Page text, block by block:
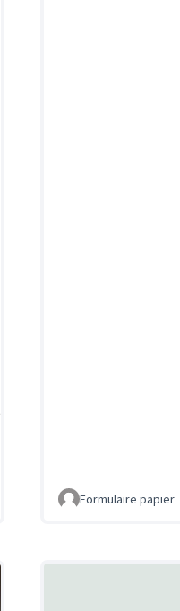
Formulaire papier